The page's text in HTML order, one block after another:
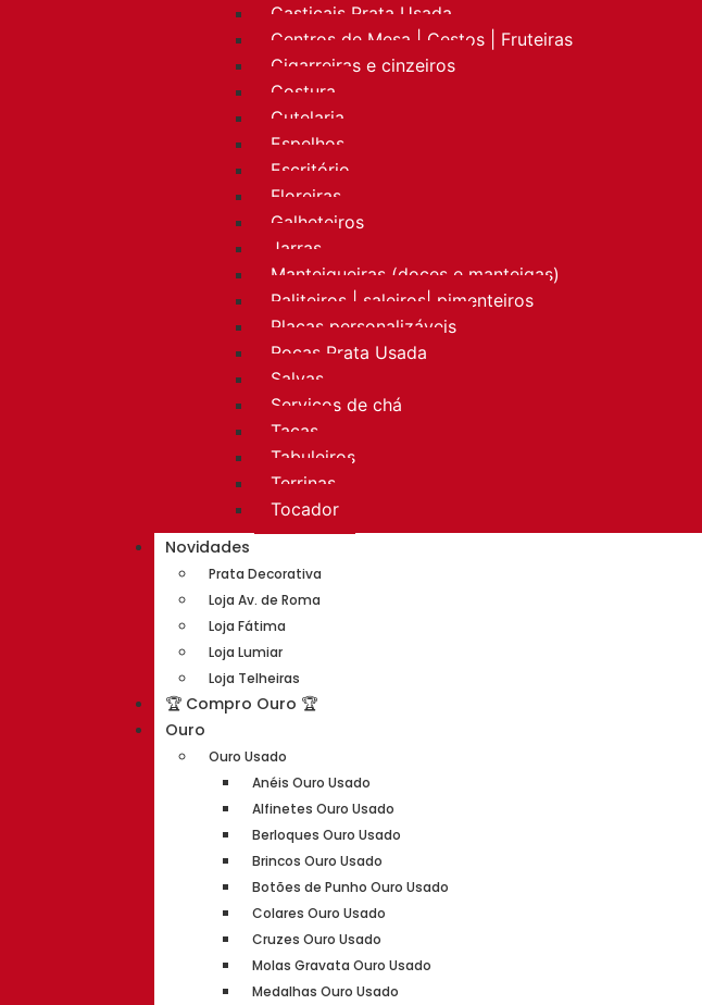
Castiçais Prata Usada
Centros de Mesa | Cestos | Fruteiras
Cigarreiras e cinzeiros
Costura
Cutelaria
Espelhos
Escritório
Floreiras
Galheteiros
Jarras
Manteigueiras (doces e manteigas)
Paliteiros | saleiros| pimenteiros
Placas personalizáveis
Rocas Prata Usada
Salvas
Serviços de chá
Taças
Tabuleiros
Terrinas
Tocador
Novidades
Prata Decorativa
Loja Av. de Roma
Loja Fátima
Loja Lumiar
Loja Telheiras
🏆 Compro Ouro 🏆
Ouro
Ouro Usado
Anéis Ouro Usado
Alfinetes Ouro Usado
Berloques Ouro Usado
Brincos Ouro Usado
Botões de Punho Ouro Usado
Colares Ouro Usado
Cruzes Ouro Usado
Molas Gravata Ouro Usado
Medalhas Ouro Usado